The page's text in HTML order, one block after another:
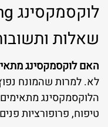
שאלות
האם לוקסמקסינג
לא. למרות שהמונח
הלוקסמקסינג
טיפוח, פרופורציות